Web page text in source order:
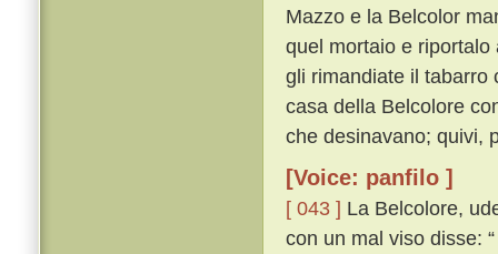
Mazzo e la Belcolor
quel mortaio e
gli rimandiate il tabarro
casa della Belcolore
che desinavano; quivi,
[Voice: panfilo ]
[ 043 ] La Belcolore,
con un mal viso disse: